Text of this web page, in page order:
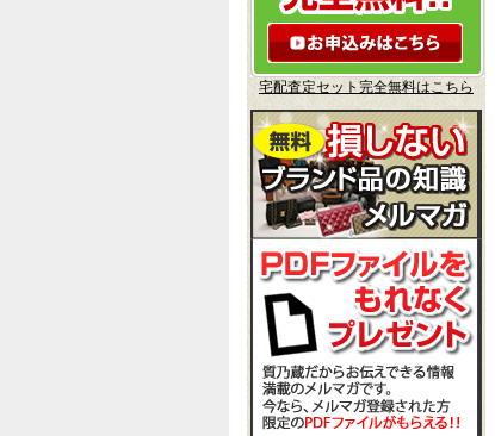
宅配査定セット完全無料はこちら